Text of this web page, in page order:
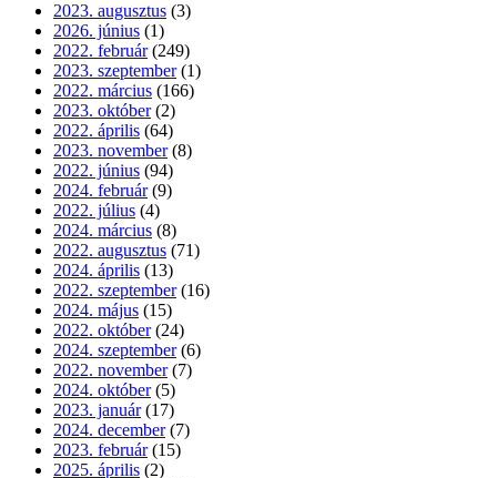
2023. augusztus (3)
2026. június (1)
2022. február (249)
2023. szeptember (1)
2022. március (166)
2023. október (2)
2022. április (64)
2023. november (8)
2022. június (94)
2024. február (9)
2022. július (4)
2024. március (8)
2022. augusztus (71)
2024. április (13)
2022. szeptember (16)
2024. május (15)
2022. október (24)
2024. szeptember (6)
2022. november (7)
2024. október (5)
2023. január (17)
2024. december (7)
2023. február (15)
2025. április (2)